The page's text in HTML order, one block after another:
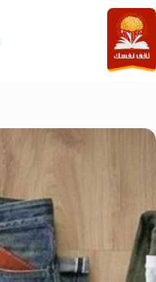
التجاوز
إلى
المحتوى